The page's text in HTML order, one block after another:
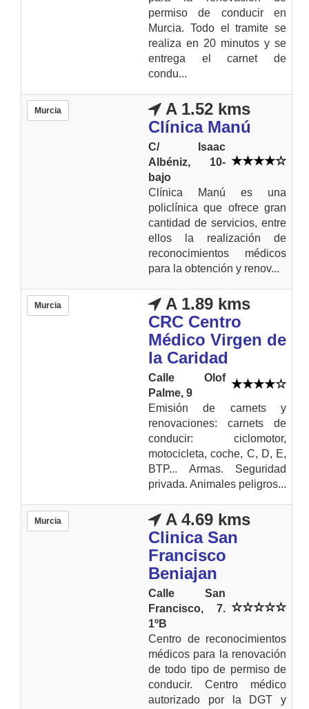
permiso de conducir en
Murcia. Todo el tramite se
realiza en 20 minutos y se
entrega el carnet de
condu...
Murcia
A 1.52 kms
Clínica Manú
C/ Isaac
Albéniz, 10-
bajo
Clínica Manú es una
policlínica que ofrece gran
cantidad de servicios, entre
ellos la realización de
reconocimientos médicos
para la obtención y renov...
Murcia
A 1.89 kms
CRC Centro
Médico Virgen de
la Caridad
Calle Olof
Palme, 9
Emisión de carnets y
renovaciones: carnets de
conducir: ciclomotor,
motocicleta, coche, C, D, E,
BTP... Armas. Seguridad
privada. Animales peligros...
Murcia
A 4.69 kms
Clinica San
Francisco
Beniajan
Calle San
Francisco, 7.
1ºB
Centro de reconocimientos
médicos para la renovación
de todo tipo de permiso de
conducir. Centro médico
autorizado por la DGT y